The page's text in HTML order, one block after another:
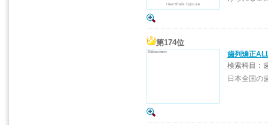
第174位
歯列矯正
検索科目：
日本全国の